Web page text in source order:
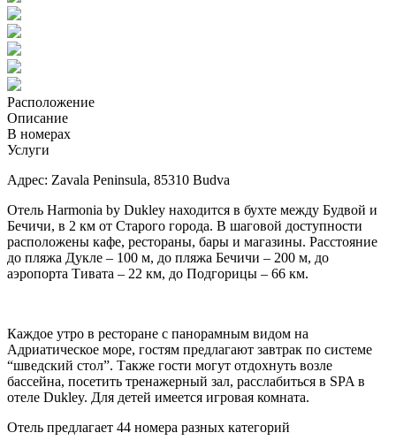
Расположение
Описание
В номерах
Услуги
Адрес: Zavala Peninsula, 85310 Budva
Отель Harmonia by Dukley находится в бухте между Будвой и
Бечичи, в 2 км от Старого города. В шаговой доступности
расположены кафе, рестораны, бары и магазины. Расстояние
до пляжа Дукле – 100 м, до пляжа Бечичи – 200 м, до
аэропорта Тивата – 22 км, до Подгорицы – 66 км.
Каждое утро в ресторане с панорамным видом на
Адриатическое море, гостям предлагают завтрак по системе
“шведский стол”. Также гости могут отдохнуть возле
бассейна, посетить тренажерный зал, расслабиться в SPA в
отеле Dukley. Для детей имеется игровая комната.
Отель предлагает 44 номера разных категорий